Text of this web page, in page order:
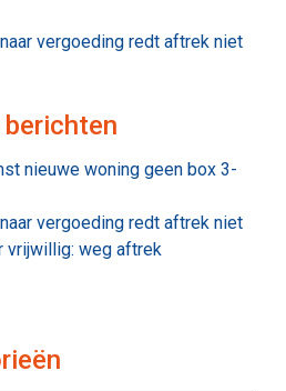
vergoeding redt aftrek niet
nieuwe woning geen box 3-
vergoeding redt aftrek niet
vrijwillig: weg aftrek